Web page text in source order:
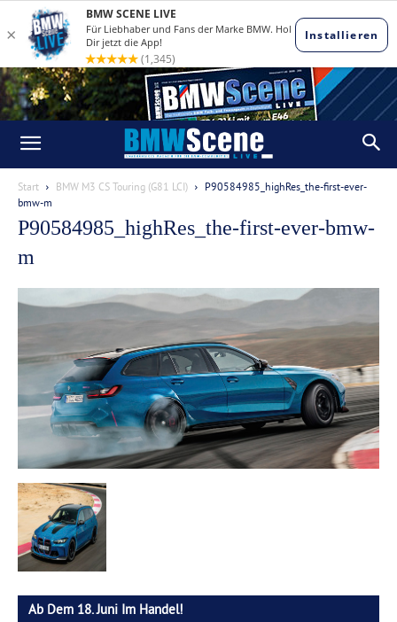
Start BMW M3 CS Touring (G81 LCI)
P90584985_highRes_the-first-ever-
bmw-m
P90584985_highRes_the-first-ever-bmw-
m
Ab Dem 18. Juni Im Handel!